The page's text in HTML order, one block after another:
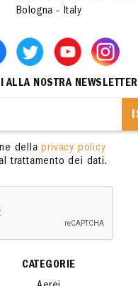
Bologna - Italy
ALLA NOSTRA NEWSLETTER
dellaprivacy policy
trattamento dei dati.
CATEGORIE